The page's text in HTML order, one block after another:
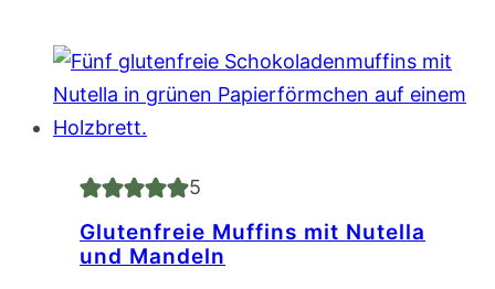
5
Glutenfreie Muffins mit Nutella
und Mandeln